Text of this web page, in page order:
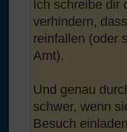
Ich schreibe dir
verhindern,
reinfallen (oder
Amt).
Und genau
schwer, wenn
Besuch